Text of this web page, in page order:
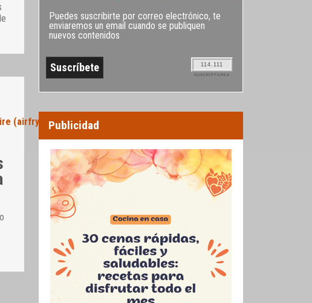
(airfryer),Vídeos de cocina
Puedes suscribirte por correo electrónico, te
enviaremos un email cuando se publiquen
nuevos contenidos
114.111
SUSCRIPTORES
Publicidad